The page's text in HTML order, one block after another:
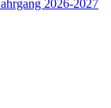
2026-2027